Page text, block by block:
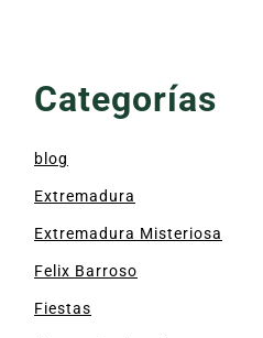
Categorías
blog
Extremadura
Extremadura Misteriosa
Felix Barroso
Fiestas